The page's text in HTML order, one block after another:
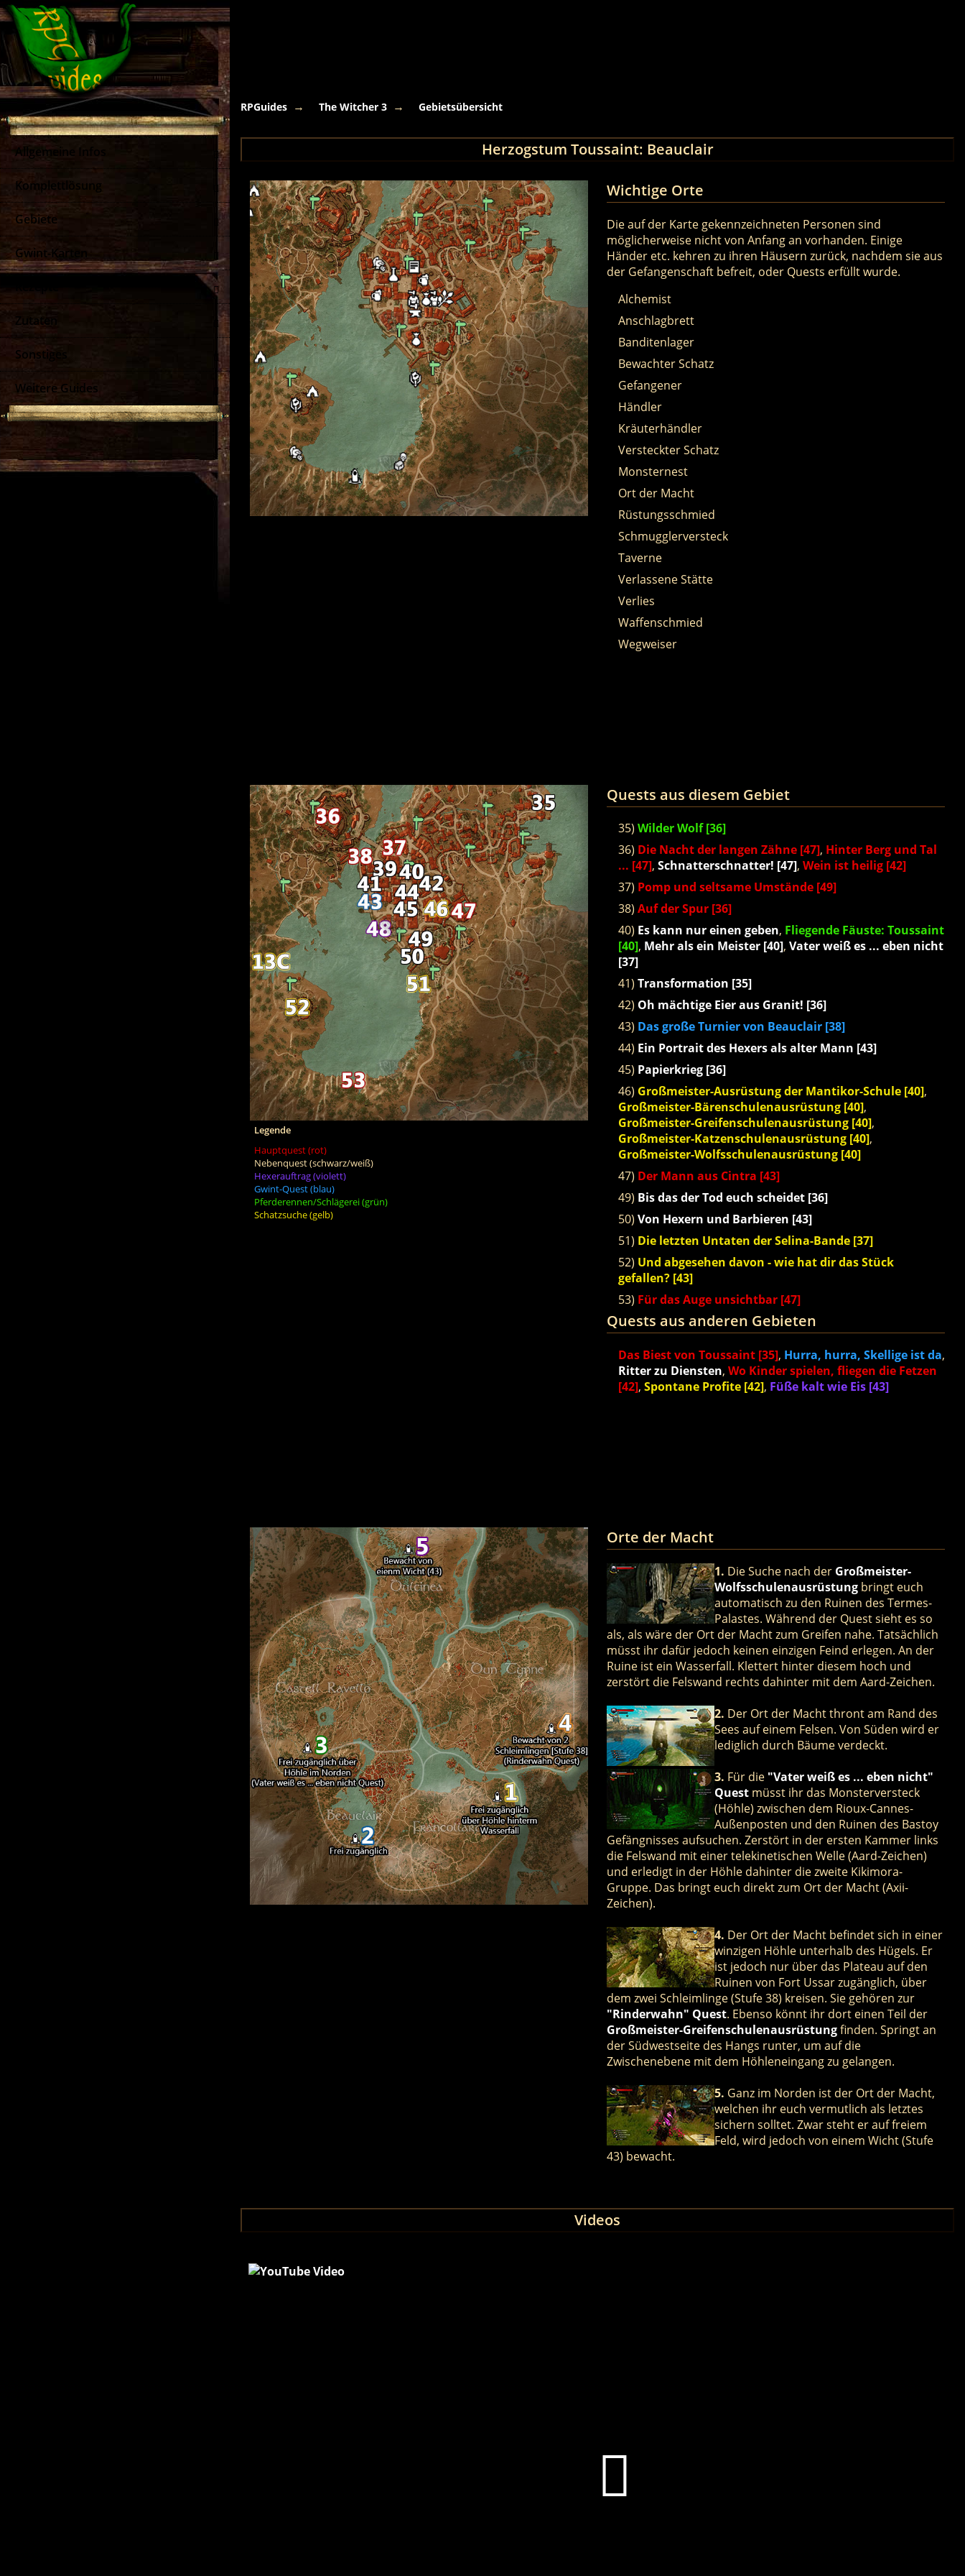
Allgemeine Infos
Komplettlösung
Gebiete
Gwint-Karten
Zutaten
Sonstiges
Weitere Guides
RPGuides The Witcher 3 Gebietsübersicht
Herzogstum Toussaint: Beauclair
Wichtige Orte
Die auf der Karte gekennzeichneten Personen sind
möglicherweise nicht von Anfang an vorhanden. Einige
Händer etc. kehren zu ihren Häusern zurück, nachdem sie aus
der Gefangenschaft befreit, oder Quests erfüllt wurde.
Alchemist
Anschlagbrett
Banditenlager
Bewachter Schatz
Gefangener
Händler
Kräuterhändler
Versteckter Schatz
Monsternest
Ort der Macht
Rüstungsschmied
Schmugglerversteck
Taverne
Verlassene Stätte
Verlies
Waffenschmied
Wegweiser
Legende
Hauptquest (rot)
Nebenquest (schwarz/weiß)
Hexerauftrag (violett)
Gwint-Quest (blau)
Pferderennen/Schlägerei (grün)
Schatzsuche (gelb)
Quests aus diesem Gebiet
35) Wilder Wolf [36]
36) Die Nacht der langen Zähne [47], Hinter Berg und Tal
... [47], Schnatterschnatter! [47], Wein ist heilig [42]
37) Pomp und seltsame Umstände [49]
38) Auf der Spur [36]
40) Es kann nur einen geben, Fliegende Fäuste: Toussaint
[40], Mehr als ein Meister [40], Vater weiß es ... eben nicht
[37]
41) Transformation [35]
42) Oh mächtige Eier aus Granit! [36]
43) Das große Turnier von Beauclair [38]
44) Ein Portrait des Hexers als alter Mann [43]
45) Papierkrieg [36]
46) Großmeister-Ausrüstung der Mantikor-Schule [40],
Großmeister-Bärenschulenausrüstung [40],
Großmeister-Greifenschulenausrüstung [40],
Großmeister-Katzenschulenausrüstung [40],
Großmeister-Wolfsschulenausrüstung [40]
47) Der Mann aus Cintra [43]
49) Bis das der Tod euch scheidet [36]
50) Von Hexern und Barbieren [43]
51) Die letzten Untaten der Selina-Bande [37]
52) Und abgesehen davon - wie hat dir das Stück
gefallen? [43]
53) Für das Auge unsichtbar [47]
Quests aus anderen Gebieten
Das Biest von Toussaint [35], Hurra, hurra, Skellige ist da,
Ritter zu Diensten, Wo Kinder spielen, fliegen die Fetzen
[42], Spontane Profite [42], Füße kalt wie Eis [43]
Orte der Macht
1. Die Suche nach der Großmeister-
Wolfsschulenausrüstungbringt euch
automatisch zu den Ruinen des Termes-
Palastes. Während der Quest sieht es so
als, als wäre der Ort der Macht zum Greifen nahe. Tatsächlich
müsst ihr dafür jedoch keinen einzigen Feind erlegen. An der
Ruine ist ein Wasserfall. Klettert hinter diesem hoch und
zerstört die Felswand rechts dahinter mit dem Aard-Zeichen.
2. Der Ort der Macht thront am Rand des
Sees auf einem Felsen. Von Süden wird er
lediglich durch Bäume verdeckt.
3. Für die "Vater weiß es ... eben nicht"
Questmüsst ihr das Monsterversteck
(Höhle) zwischen dem Rioux-Cannes-
Außenposten und den Ruinen des Bastoy
Gefängnisses aufsuchen. Zerstört in der ersten Kammer links
die Felswand mit einer telekinetischen Welle (Aard-Zeichen)
und erledigt in der Höhle dahinter die zweite Kikimora-
Gruppe. Das bringt euch direkt zum Ort der Macht (Axii-
Zeichen).
4. Der Ort der Macht befindet sich in einer
winzigen Höhle unterhalb des Hügels. Er
ist jedoch nur über das Plateau auf den
Ruinen von Fort Ussar zugänglich, über
dem zwei Schleimlinge (Stufe 38) kreisen. Sie gehören zur
"Rinderwahn" Quest. Ebenso könnt ihr dort einen Teil der
Großmeister-Greifenschulenausrüstungfinden. Springt an
der Südwestseite des Hangs runter, um auf die
Zwischenebene mit dem Höhleneingang zu gelangen.
5. Ganz im Norden ist der Ort der Macht,
welchen ihr euch vermutlich als letztes
sichern solltet. Zwar steht er auf freiem
Feld, wird jedoch von einem Wicht (Stufe
43) bewacht.
Videos